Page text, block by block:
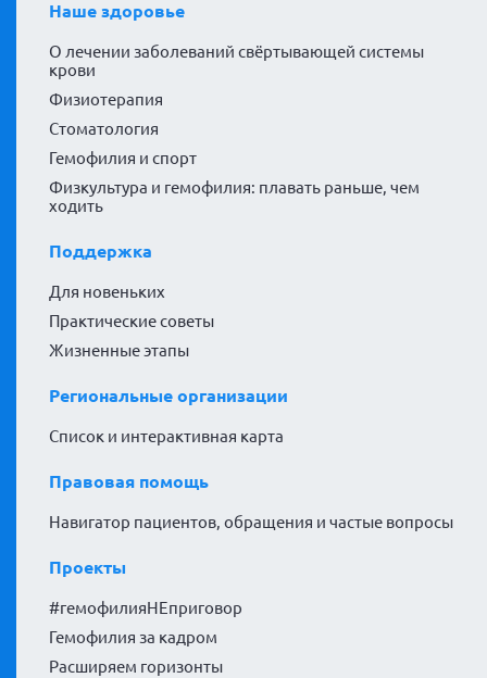
Наше здоровье
О лечении заболеваний свёртывающей системы
крови
Физиотерапия
Стоматология
Гемофилия и спорт
Физкультура и гемофилия: плавать раньше, чем
ходить
Поддержка
Для новеньких
Практические советы
Жизненные этапы
Региональные организации
Список и интерактивная карта
Правовая помощь
Навигатор пациентов, обращения и частые вопросы
Проекты
#гемофилияНЕприговор
Гемофилия за кадром
Расширяем горизонты